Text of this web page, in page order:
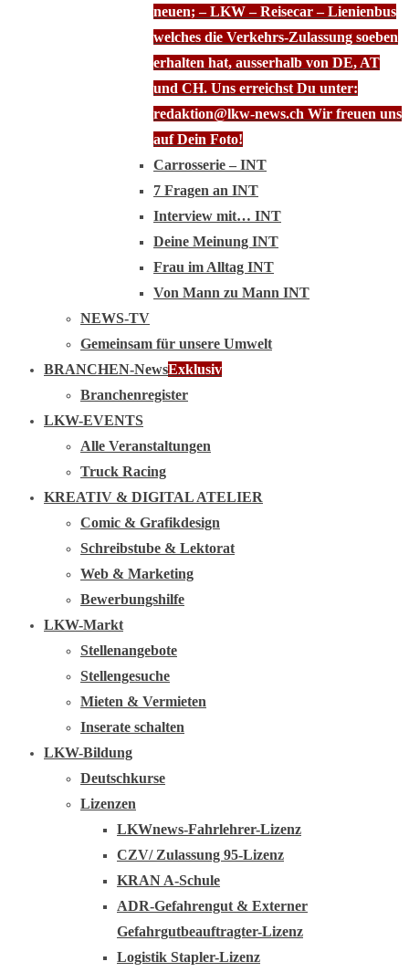
neuen; – LKW – Reisecar – Lienienbus
welches die Verkehrs-Zulassung soeben
erhalten hat, ausserhalb von DE, AT
und CH. Uns erreichst Du unter:
redaktion@lkw-news.ch Wir freuen uns
auf Dein Foto!
Carrosserie – INT
7 Fragen an INT
Interview mit… INT
Deine Meinung INT
Frau im Alltag INT
Von Mann zu Mann INT
NEWS-TV
Gemeinsam für unsere Umwelt
BRANCHEN-NewsExklusiv
Branchenregister
LKW-EVENTS
Alle Veranstaltungen
Truck Racing
KREATIV & DIGITAL ATELIER
Comic & Grafikdesign
Schreibstube & Lektorat
Web & Marketing
Bewerbungshilfe
LKW-Markt
Stellenangebote
Stellengesuche
Mieten & Vermieten
Inserate schalten
LKW-Bildung
Deutschkurse
Lizenzen
LKWnews-Fahrlehrer-Lizenz
CZV/ Zulassung 95-Lizenz
KRAN A-Schule
ADR-Gefahrengut & Externer
Gefahrgutbeauftragter-Lizenz
Logistik Stapler-Lizenz